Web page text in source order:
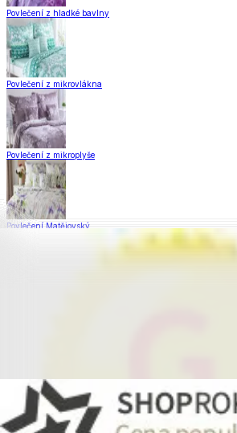
Povlečení z hladké bavlny
Povlečení z mikrovlákna
Povlečení z mikroplyše
Povlečení Matějovský